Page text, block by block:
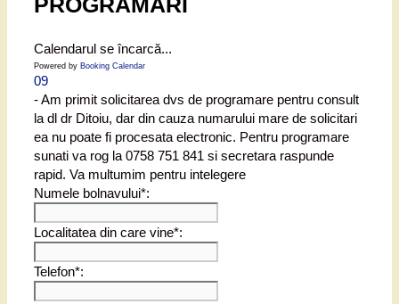
Calendarul se încarcă...
Powered by Booking Calendar
09
- Am primit solicitarea dvs de programare pentru consult
la dl dr Ditoiu, dar din cauza numarului mare de solicitari
ea nu poate fi procesata electronic. Pentru programare
sunati va rog la 0758 751 841 si secretara raspunde
rapid. Va multumim pentru intelegere
Numele bolnavului*:
Localitatea din care vine*:
Telefon*: